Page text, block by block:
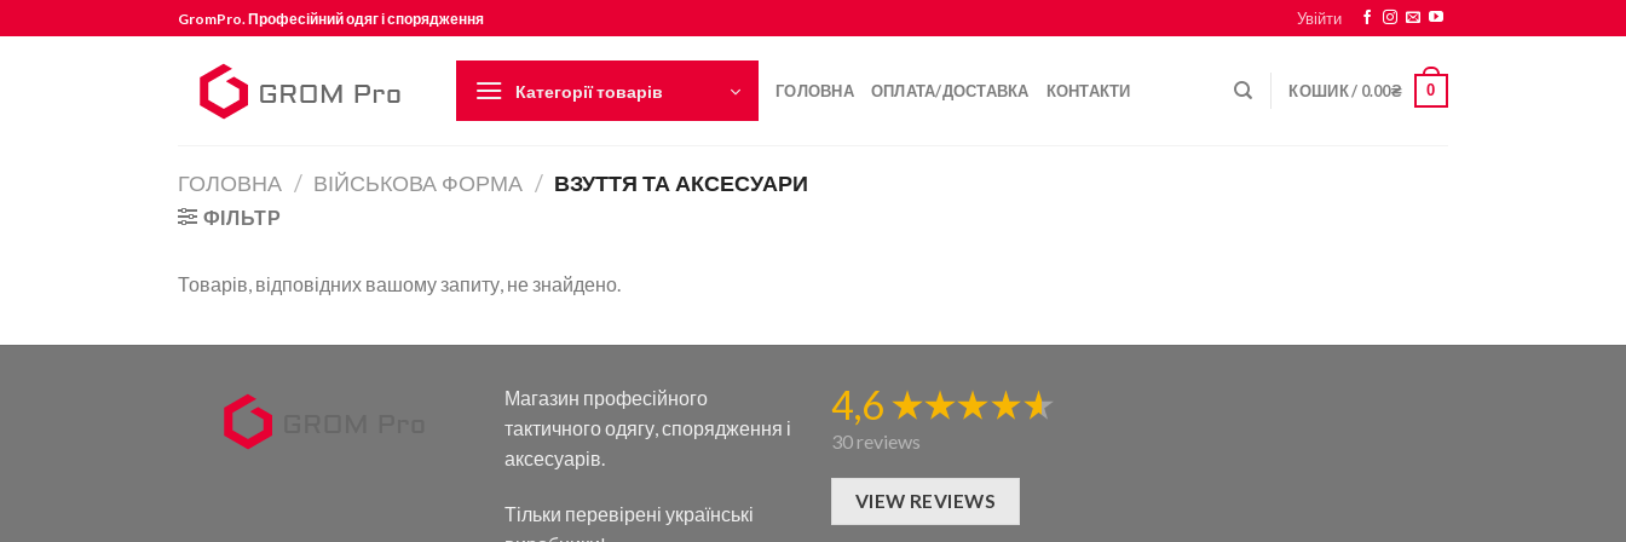
to
GromPro. Професійний одяг і спорядження Увійти
Категорії товарів ГОЛОВНА ОПЛАТА/ДОСТАВКА КОНТАКТИ КОШИК / 0.00₴ 0
ГОЛОВНА / ВІЙСЬКОВА ФОРМА / ВЗУТТЯ ТА АКСЕСУАРИ
ФІЛЬТР
Товарів, відповідних вашому запиту, не знайдено.
Магазин професійного
тактичного одягу, спорядження і
аксесуарів.
Тільки перевірені українські
4,6
30 reviews
VIEW REVIEWS